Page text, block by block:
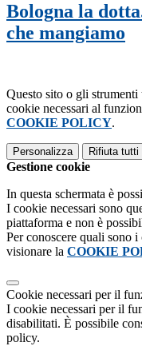
Bologna la
che mangiamo
Questo sito o gli
cookie necessari al
COOKIE POLICY.
Personalizza Rifiuta tutti
Gestione cookie
In questa schermata è
I cookie necessari sono
piattaforma e non è
Per conoscere quali sono
visionare la COOKIE
Cookie necessari per il
I cookie necessari per il
disabilitati. È possibile
policy.